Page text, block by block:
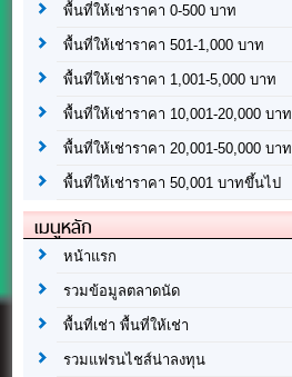
พื้นที่ให้เช่าราคา 0-500 บาท
พื้นที่ให้เช่าราคา 501-1,000 บาท
พื้นที่ให้เช่าราคา 1,001-5,000 บาท
พื้นที่ให้เช่าราคา 10,001-20,000 บาท
พื้นที่ให้เช่าราคา 20,001-50,000 บาท
พื้นที่ให้เช่าราคา 50,001 บาทขึ้นไป
เมนูหลัก
หน้าแรก
รวมข้อมูลตลาดนัด
พื้นที่เช่า พื้นที่ให้เช่า
รวมแฟรนไชส์น่าลงทุน